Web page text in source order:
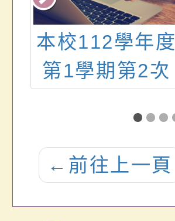
本校112學年度
第1學期第2次
國小代理教師
甄選錄取公告
(缺額已補足不
續辦招考)
← 前往上一頁